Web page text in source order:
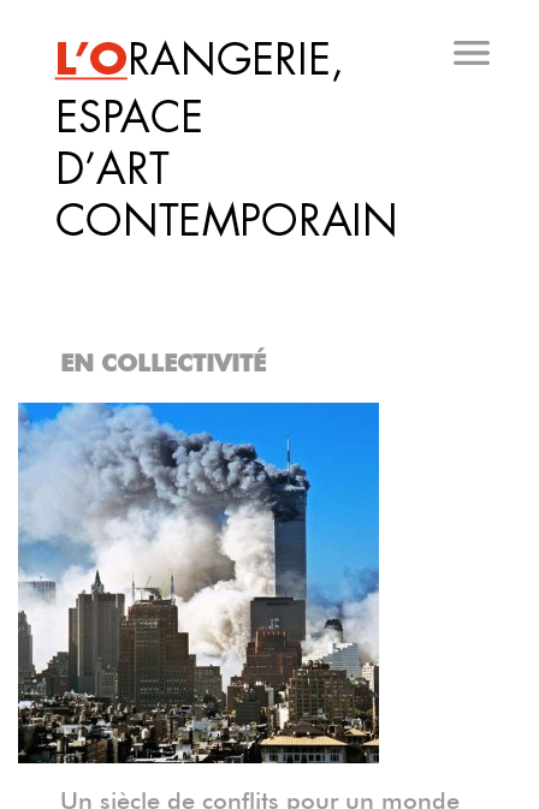
principal
EN COLLECTIVITÉ
Un siècle de conflits pour un monde